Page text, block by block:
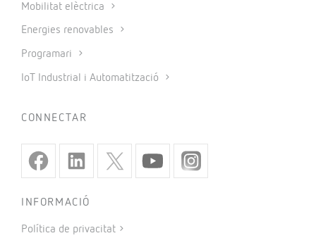
Mobilitat elèctrica
Energies renovables
Programari
IoT Industrial i Automatització
CONNECTAR
INFORMACIÓ
Política de privacitat